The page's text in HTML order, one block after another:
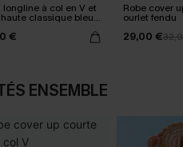
longline à col en V et
classique bleu
€
Robe cover
ourlet fendu
29,00 €
ENSEMBLE